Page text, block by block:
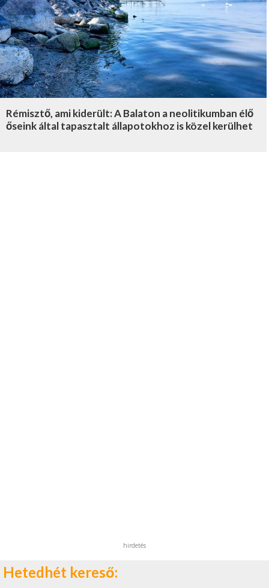
Rémisztő, ami kiderült: A Balaton a neolitikumban élő
őseink által tapasztalt állapotokhoz is közel kerülhet
hirdetés
Hetedhét kereső: